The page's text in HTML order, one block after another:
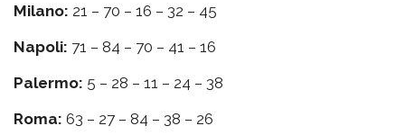
Milano: 21 – 70 – 16 – 32 – 45
Napoli: 71 – 84 – 70 – 41 – 16
Palermo: 5 – 28 – 11 – 24 – 38
Roma: 63 – 27 – 84 – 38 – 26